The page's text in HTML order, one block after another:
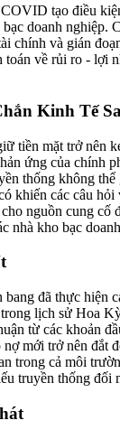
tạo điều
doanh nghiệp.
chính và gián
toán về rủi ro - lợi
Kinh Tế
tiền mặt trở nên
ứng của chính
thống không
khiến các câu hỏi
nguồn cung cố
nhà kho bạc
đã thực hiện
lịch sử Hoa
từ các khoản
mới trở nên đắt
trong cả môi
truyền thống đối